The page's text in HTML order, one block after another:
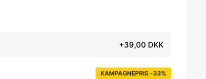
+39,00 DKK
KAMPAGNEPRIS -33%